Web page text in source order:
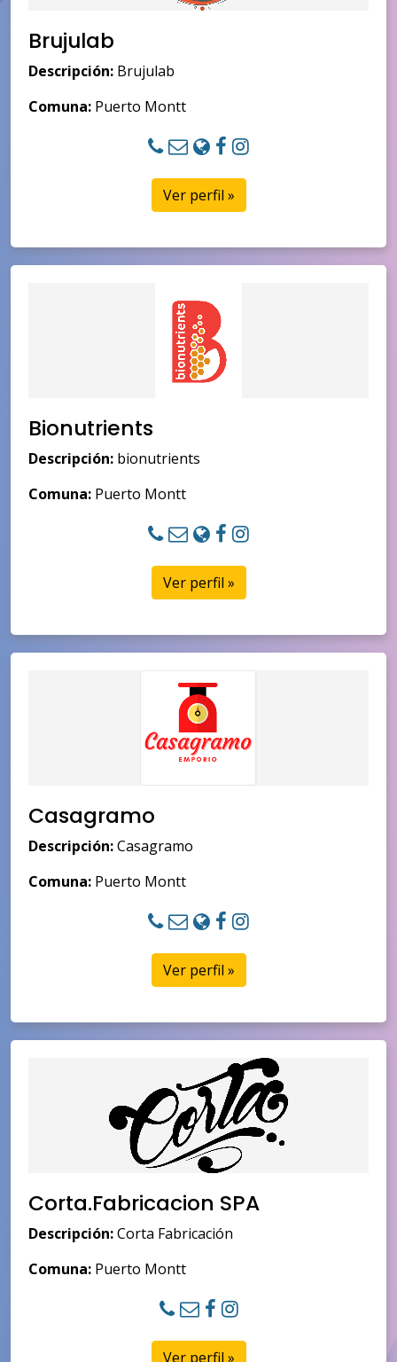
Brujulab
Descripción: Brujulab
Comuna: Puerto Montt
Ver perfil »
Bionutrients
Descripción: bionutrients
Comuna: Puerto Montt
Ver perfil »
Casagramo
Descripción:Casagramo
Comuna: Puerto Montt
Ver perfil »
Corta.Fabricacion SPA
Descripción:Corta Fabricación
Comuna: Puerto Montt
Ver perfil »